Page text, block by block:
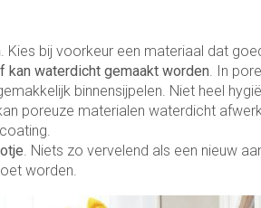
. Kies bij voorkeur een materiaal dat
kan waterdicht gemaakt worden. In
binnensijpelen. Niet heel
poreuze materialen waterdicht
. Niets zo vervelend als een nieuw
worden.